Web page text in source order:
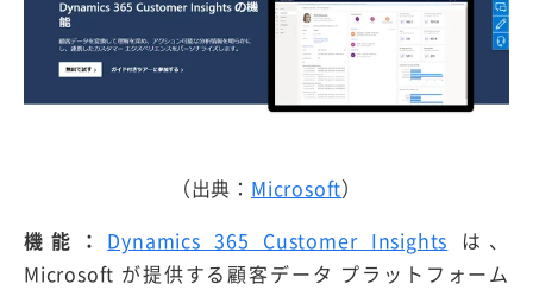
（出典： Microsoft）
機能： Dynamics 365 Customer Insights は、
Microsoft が提供する顧客データ プラットフォーム